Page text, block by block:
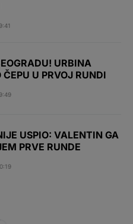
URBINA
U PRVOJ RUNDI
USPIO: VALENTIN GA
PRVE RUNDE